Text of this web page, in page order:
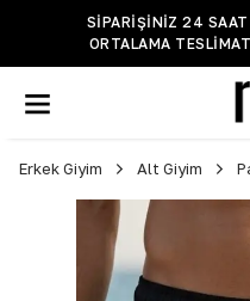
SIPARIŞINIZ 24 SAAT
ORTALAMA
Erkek Giyim Alt Giyim